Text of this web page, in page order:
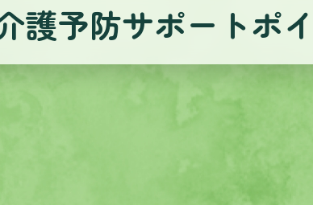
護予防サポートポ